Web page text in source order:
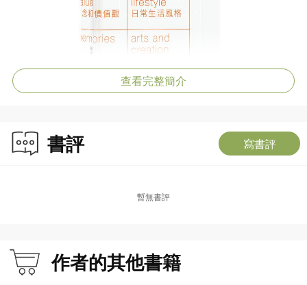
查看完整簡介
書評 寫書評
暫無書評
作者的其他書籍